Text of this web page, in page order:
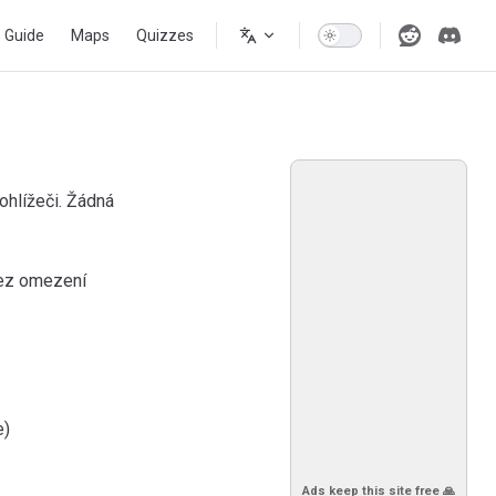
Guide Maps Quizzes
Ads keep this site free 🙏
Žádná
omezení